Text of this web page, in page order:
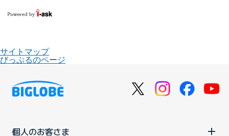
サイトマップ
びっぷるのページ
個人のお客さま